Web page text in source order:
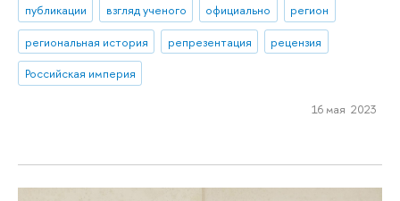
публикации
взгляд ученого официально
регион
региональная история
репрезентация
рецензия
Российская империя
16 мая 2023